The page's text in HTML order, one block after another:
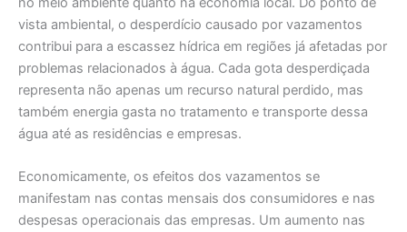
vista ambiental, o desperdício causado por vazamentos
contribui para a escassez hídrica em regiões já afetadas por
problemas relacionados à água. Cada gota desperdiçada
representa não apenas um recurso natural perdido, mas
também energia gasta no tratamento e transporte dessa
água até as residências e empresas.
Economicamente, os efeitos dos vazamentos se
manifestam nas contas mensais dos consumidores e nas
despesas operacionais das empresas. Um aumento nas